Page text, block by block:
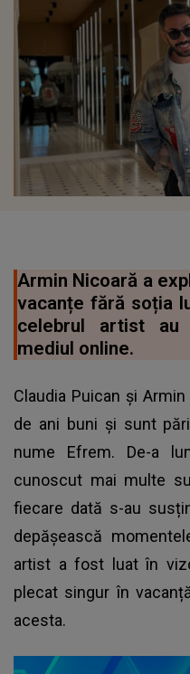
Armin Nicoară a
vacanțe fără soția
celebrul artist
mediul online.
Claudia Puican și
de ani buni și sunt
nume Efrem. De-a
cunoscut mai multe
fiecare dată s-au
depășească
artist a fost luat în
plecat singur în
acesta.